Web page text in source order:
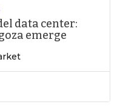
data center:
emerge